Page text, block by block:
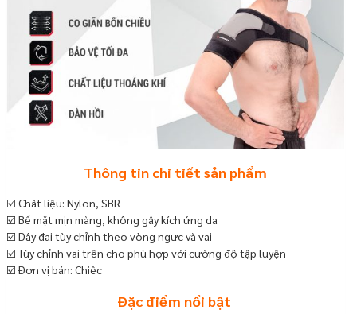
Thông tin chi tiết sản phẩm
☑️ Chất liệu: Nylon, SBR
☑️ Bề mặt mịn màng, không gây kích ứng da
☑️ Dây đai tùy chỉnh theo vòng ngực và vai
☑️ Tùy chỉnh vai trên cho phù hợp với cường độ tập luyện
☑️ Đơn vị bán: Chiếc
Đặc điểm nổi bật